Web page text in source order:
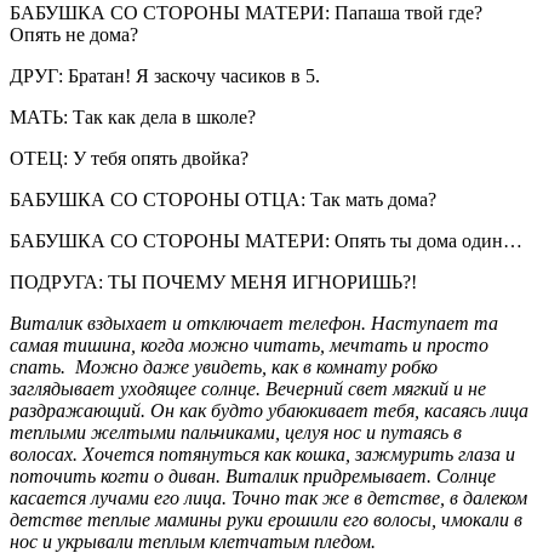
БАБУШКА СО СТОРОНЫ МАТЕРИ: Папаша твой где?
Опять не дома?
ДРУГ: Братан! Я заскочу часиков в 5.
МАТЬ: Так как дела в школе?
ОТЕЦ: У тебя опять двойка?
БАБУШКА СО СТОРОНЫ ОТЦА: Так мать дома?
БАБУШКА СО СТОРОНЫ МАТЕРИ: Опять ты дома один…
ПОДРУГА: ТЫ ПОЧЕМУ МЕНЯ ИГНОРИШЬ?!
Виталик вздыхает и отключает телефон. Наступает та
самая тишина, когда можно читать, мечтать и просто
спать. Можно даже увидеть, как в комнату робко
заглядывает уходящее солнце. Вечерний свет мягкий и не
раздражающий. Он как будто убаюкивает тебя, касаясь лица
теплыми желтыми пальчиками, целуя нос и путаясь в
волосах. Хочется потянуться как кошка, зажмурить глаза и
поточить когти о диван. Виталик придремывает. Солнце
касается лучами его лица. Точно так же в детстве, в далеком
детстве теплые мамины руки ерошили его волосы, чмокали в
нос и укрывали теплым клетчатым пледом.